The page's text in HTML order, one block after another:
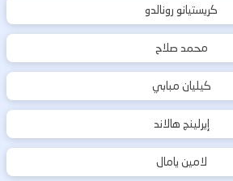
كريستيانو رونالدو
محمد صلاح
كيليان مبابي
إيرلينج هالاند
لامين يامال